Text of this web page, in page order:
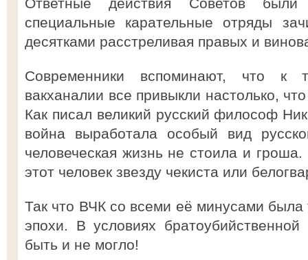
специальные карательные отряды
десятками расстреливая правых и
Современники вспоминают, что к
вакханалии все привыкли настолько,
Как писал великий русский философ
война выработала особый вид
человеческая жизнь не стоила и
этот человек звезду чекиста или
Так что ВЧК со всеми её минусами
эпохи. В условиях
быть и не могло!